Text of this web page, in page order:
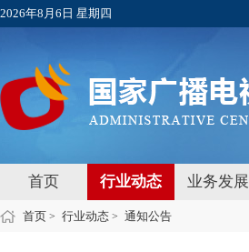
2026年8月6日 星期四
首页 行业动态 业务发展
首页 > 行业动态 > 通知公告